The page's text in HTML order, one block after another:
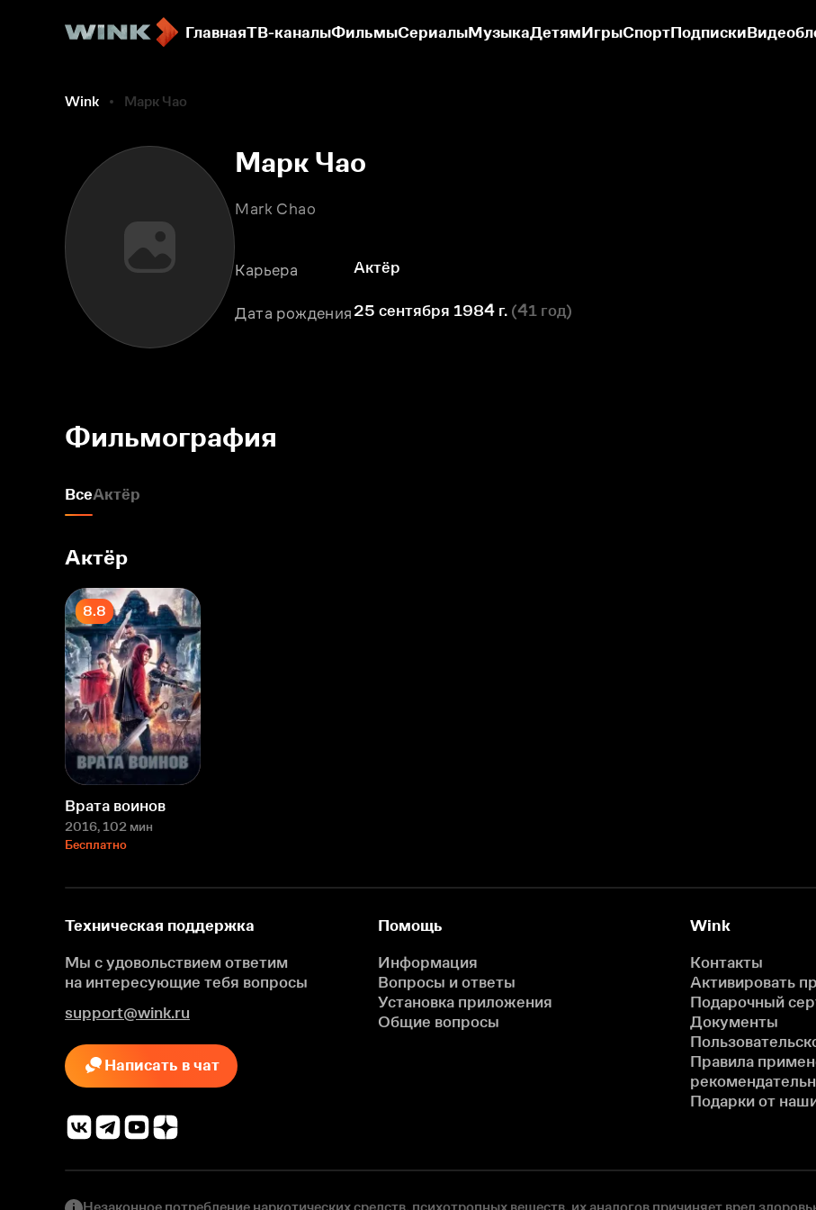
ГлавнаяТВ-каналыФильмыСериалыМузыкаДетямИгрыСпортПодписки
Wink Марк Чао
Марк Чао
Mark Chao
Карьера Актёр
Дата рождения 25 сентября 1984 г. (41 год)
Фильмография
ВсеАктёр
Актёр
8.8
Врата воинов
2016, 102 мин
Бесплатно
Техническая поддержка
Мы с удовольствием ответим
на интересующие тебя вопросы
support@wink.ru
Написать в чат
Помощь
Информация
Вопросы и ответы
Установка приложения
Общие вопросы
Wink
Контакты
Активировать
Подарочный
Документы
Правила
Подарки от
Незаконное потребление наркотических средств, психотропных веществ, их аналогов причиняет вред